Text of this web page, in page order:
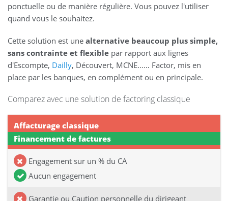
ponctuelle ou de manière régulière. Vous pouvez l'utiliser
quand vous le souhaitez.
Cette solution est une alternative beaucoup plus simple,
sans contrainte et flexible par rapport aux lignes
d'Escompte, Dailly, Découvert, MCNE…… Factor, mis en
place par les banques, en complément ou en principale.
Comparez avec une solution de factoring classique
Affacturage classique
Financement de factures
Engagement sur un % du CA
Aucun engagement
Garantie ou Caution personnelle du dirigeant